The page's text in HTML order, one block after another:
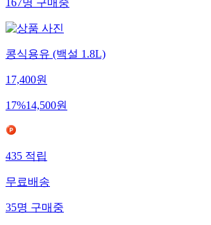
167명구매중
콩식용유 (백설 1.8L)
17,400원
17%14,500원
435적립
무료배송
35명구매중